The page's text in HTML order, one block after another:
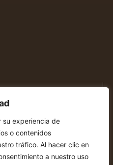
su experiencia de
o contenidos
tráfico. Al hacer clic en
a nuestro uso